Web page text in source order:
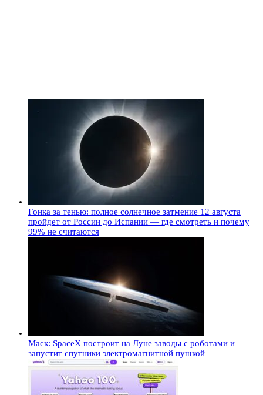
Гонка за тенью: полное солнечное затмение 12 августа
пройдет от России до Испании — где смотреть и почему
99% не считаются
Маск: SpaceX построит на Луне заводы с роботами и
запустит спутники электромагнитной пушкой